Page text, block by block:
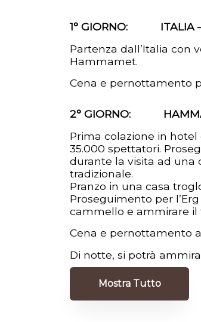
1° GIORNO: ITALIA –
Partenza dall’Italia con
Hammamet.
Cena e pernottamento
2° GIORNO:
Prima colazione in
35.000 spettatori.
durante la visita ad una
tradizionale.
Pranzo in una casa
Proseguimento per
cammello e ammirare il
Cena e pernottamento
Di notte, si potrà
Mostra Tutto